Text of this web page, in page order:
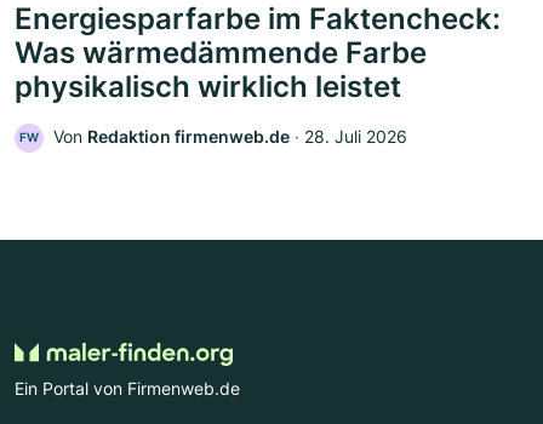
Energiesparfarbe im Faktencheck:
Was wärmedämmende Farbe
physikalisch wirklich leistet
FW Von Redaktion firmenweb.de ‧ 28. Juli 2026
Ein Portal von Firmenweb.de